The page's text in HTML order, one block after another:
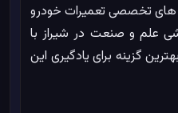
تخصصی تعمیرات خودرو
علم و صنعت در شیراز با
گزینه برای یادگیری این